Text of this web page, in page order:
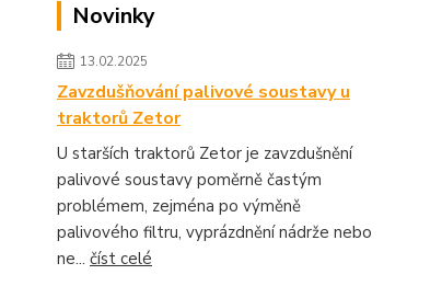
Novinky
13.02.2025
Zavzdušňování palivové soustavy u
traktorů Zetor
U starších traktorů Zetor je zavzdušnění
palivové soustavy poměrně častým
problémem, zejména po výměně
palivového filtru, vyprázdnění nádrže nebo
ne... číst celé